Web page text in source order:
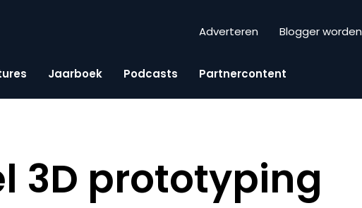
Adverteren Blogger worden
Jaarboek Podcasts Partnercontent
3D prototyping